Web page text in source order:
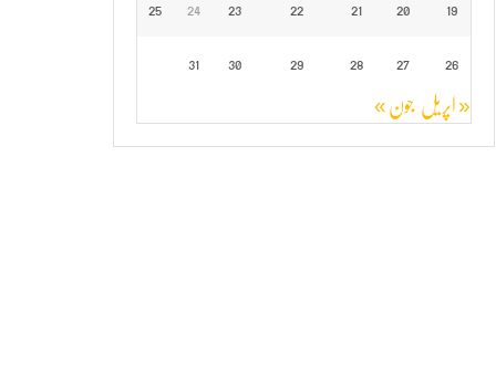
19
20
21
22
23
24
25
26
27
28
29
30
31
« اپریل جون »